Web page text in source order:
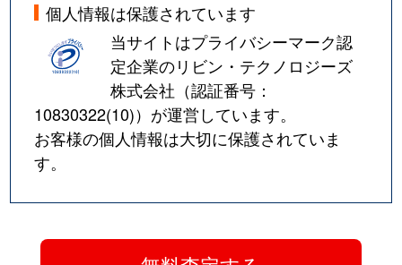
個人情報は保護されています
当サイトはプライバシーマーク認
定企業のリビン・テクノロジーズ
株式会社（認証番号：
10830322(10)）が運営しています。
お客様の個人情報は大切に保護されていま
す。